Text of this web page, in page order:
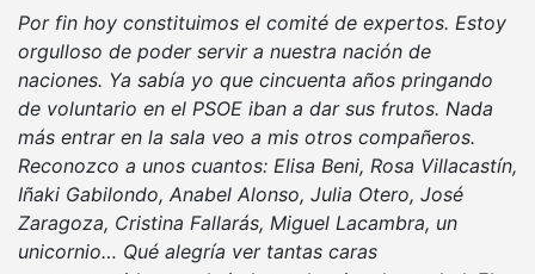
Por fin hoy constituimos el comité de expertos. Estoy
orgulloso de poder servir a nuestra nación de
naciones. Ya sabía yo que cincuenta años pringando
de voluntario en el PSOE iban a dar sus frutos. Nada
más entrar en la sala veo a mis otros compañeros.
Reconozco a unos cuantos: Elisa Beni, Rosa Villacastín,
Iñaki Gabilondo, Anabel Alonso, Julia Otero, José
Zaragoza, Cristina Fallarás, Miguel Lacambra, un
unicornio… Qué alegría ver tantas caras